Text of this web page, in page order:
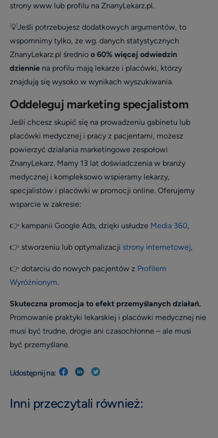
strony www lub profilu na ZnanyLekarz.pl.
💡Jeśli potrzebujesz dodatkowych argumentów, to
wspomnimy tylko, że wg. danych statystycznych
ZnanyLekarz.pl średnio o 60% więcej odwiedzin
dziennie na profilu mają lekarze i placówki, którzy
znajdują się wysoko w wynikach wyszukiwania.
Oddeleguj marketing specjalistom
Jeśli chcesz skupić się na prowadzeniu gabinetu lub
placówki medycznej i pracy z pacjentami, możesz
powierzyć działania marketingowe zespołowi
ZnanyLekarz. Mamy 13 lat doświadczenia w branży
medycznej i kompleksowo wspieramy lekarzy,
specjalistów i placówki w promocji online. Oferujemy
wsparcie w zakresie:
👉 kampanii Google Ads, dzięki usłudze Media 360,
👉 stworzeniu lub optymalizacji strony internetowej,
👉 dotarciu do nowych pacjentów z Profilem
Wyróżnionym.
Skuteczna promocja to efekt przemyślanych działań.
Promowanie praktyki lekarskiej i placówki medycznej nie
musi być trudne, drogie ani czasochłonne – ale musi
być przemyślane.
Udostępnij na:
Inni przeczytali również: